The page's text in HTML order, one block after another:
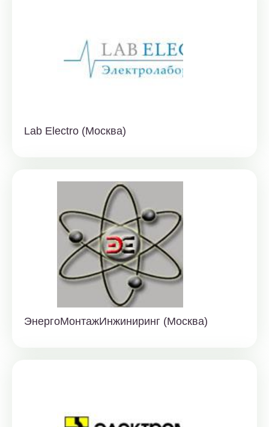
Lab Electro (Москва)
ЭнергоМонтажИнжиниринг (Москва)